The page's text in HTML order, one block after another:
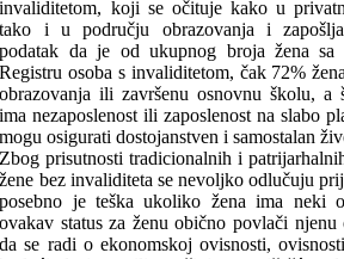
invaliditetom, koji se očituje kako u
tako i u području obrazovanja i
podatak da je od ukupnog broja žena sa
Registru osoba s invaliditetom, čak 72%
obrazovanja ili završenu osnovnu školu, a
ima nezaposlenost ili zaposlenost na slabo
mogu osigurati dostojanstven i samostalan
Zbog prisutnosti tradicionalnih i
žene bez invaliditeta se nevoljko odlučuju
posebno je teška ukoliko žena ima neki
ovakav status za ženu obično povlači
da se radi o ekonomskoj ovisnosti,